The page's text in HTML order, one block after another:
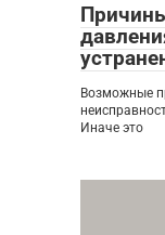
Возможные
Иначе это